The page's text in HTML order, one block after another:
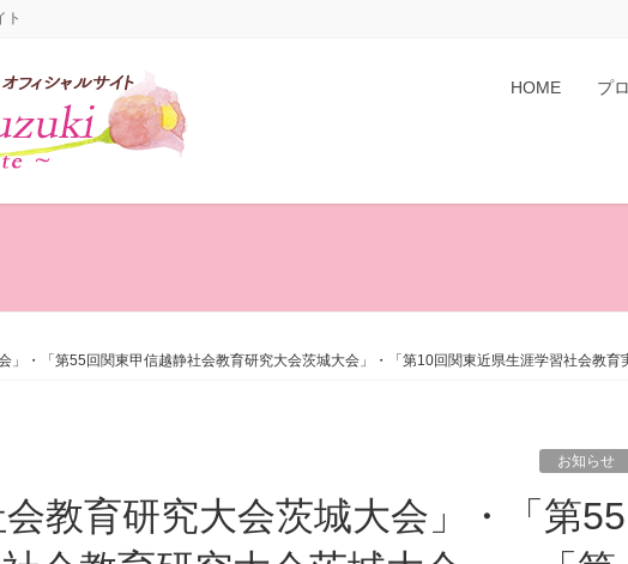
ト
HOME プ
」・「第55回関東甲信越静社会教育研究大会茨城大会」・「第10回関東近県生涯学習社会教
お知らせ